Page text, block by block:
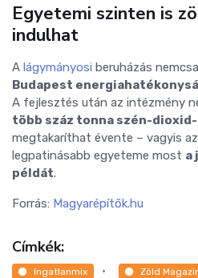
Egyetemi szinten is
indulhat
A lágymányosi beruházás
Budapest
A fejlesztés után az intézmény
több száz tonna szén-
megtakaríthat évente – vagyis
legpatinásabb egyeteme most a
példát.
Forrás: Magyarépítők.hu
Címkék:
Ingatlanmix Zöld